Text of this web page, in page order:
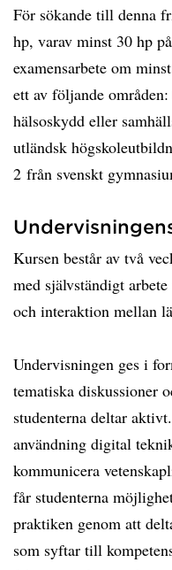
För sökande till denna
hp, varav minst 30 hp
examensarbete om
ett av följande
hälsoskydd eller
utländsk
2 från svenskt
Kursen består av två
med självständigt
och interaktion mellan
Undervisningen ges i
tematiska diskussioner
studenterna deltar
användning digital
kommunicera
får studenterna
praktiken genom att
som syftar till